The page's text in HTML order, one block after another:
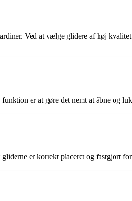
Ved at vælge glidere af høj
er at gøre det nemt at åbne og
er korrekt placeret og fastgjort